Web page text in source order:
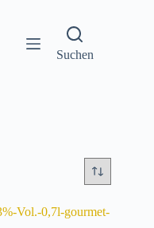
Suchen